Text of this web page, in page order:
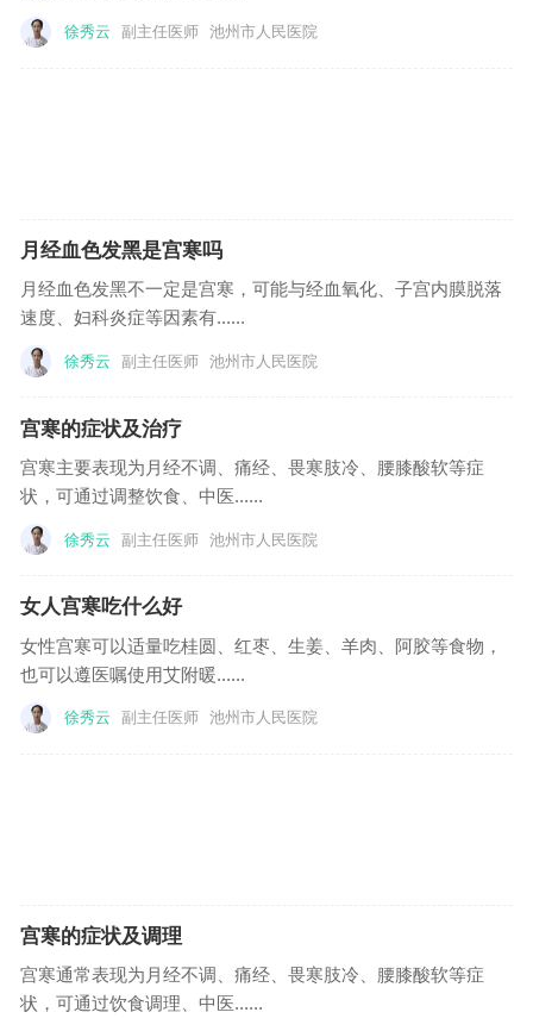
徐秀云 副主任医师 池州市人民医院
月经血色发黑是宫寒吗
月经血色发黑不一定是宫寒，可能与经血氧化、子宫内膜脱落
速度、妇科炎症等因素有......
徐秀云 副主任医师 池州市人民医院
宫寒的症状及治疗
宫寒主要表现为月经不调、痛经、畏寒肢冷、腰膝酸软等症
状，可通过调整饮食、中医......
徐秀云 副主任医师 池州市人民医院
女人宫寒吃什么好
女性宫寒可以适量吃桂圆、红枣、生姜、羊肉、阿胶等食物，
也可以遵医嘱使用艾附暖......
徐秀云 副主任医师 池州市人民医院
宫寒的症状及调理
宫寒通常表现为月经不调、痛经、畏寒肢冷、腰膝酸软等症
状，可通过饮食调理、中医......